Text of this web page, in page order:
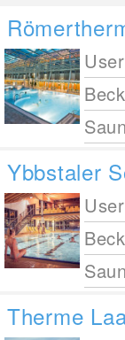
Ybbstaler
Therme